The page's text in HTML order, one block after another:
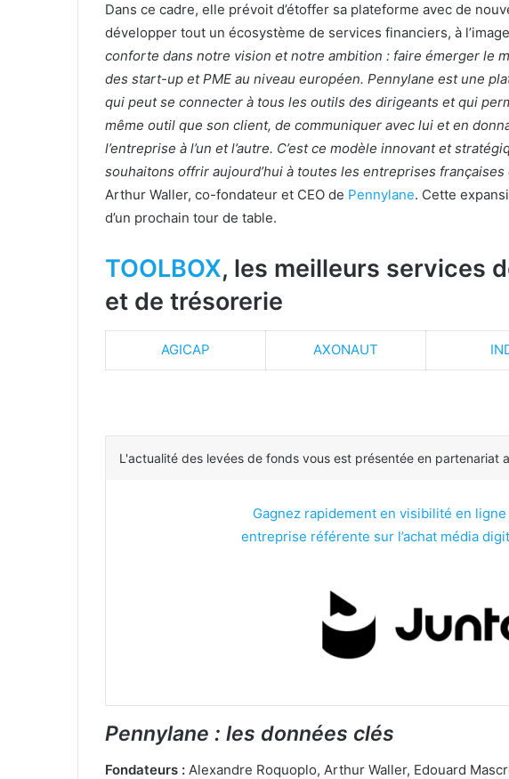
Dans ce cadre, elle prévoit d’étoffer sa plateforme avec de
développer tout un écosystème de services financiers, à l’image
conforte dans notre vision et notre ambition : faire émerger le
des start-up et PME au niveau européen. Pennylane est une
qui peut se connecter à tous les outils des dirigeants et qui
même outil que son client, de communiquer avec lui et en
l’entreprise à l’un et l’autre. C’est ce modèle innovant et
souhaitons offrir aujourd’hui à toutes les entreprises
Arthur Waller, co-fondateur et CEO de Pennylane. Cette
d’un prochain tour de table.
TOOLBOX, les meilleurs services
et de trésorerie
AGICAP AXONAUT
L'actualité des levées de fonds vous est présentée en partenariat
Gagnez rapidement en visibilité en
entreprise référente sur l’achat média
Pennylane : les données clés
Fondateurs : Alexandre Roquoplo, Arthur Waller, Edouard